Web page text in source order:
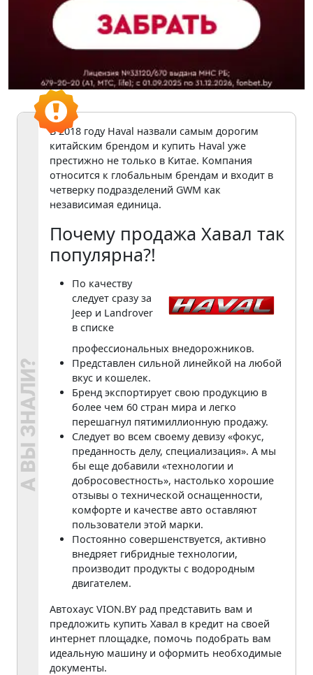
В 2018 году Haval назвали самым дорогим
китайским брендом и купить Haval уже
престижно не только в Китае. Компания
относится к глобальным брендам и входит в
четверку подразделений GWM как
независимая единица.
Почему продажа Хавал так
популярна?!
По качеству
следует сразу за
Jeep и Landrover
в списке
профессиональных внедорожников.
Представлен сильной линейкой на любой
вкус и кошелек.
Бренд экспортирует свою продукцию в
более чем 60 стран мира и легко
перешагнул пятимиллионную продажу.
Следует во всем своему девизу «фокус,
преданность делу, специализация». А мы
бы еще добавили «технологии и
добросовестность», настолько хорошие
отзывы о технической оснащенности,
комфорте и качестве авто оставляют
пользователи этой марки.
Постоянно совершенствуется, активно
внедряет гибридные технологии,
производит продукты с водородным
двигателем.
Автохаус VION.BY рад представить вам и
предложить купить Хавал в кредит на своей
интернет площадке, помочь подобрать вам
идеальную машину и оформить необходимые
документы.